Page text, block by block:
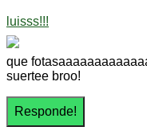
luisss!!!
que
suertee broo!